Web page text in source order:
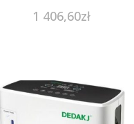
1 406,60zł